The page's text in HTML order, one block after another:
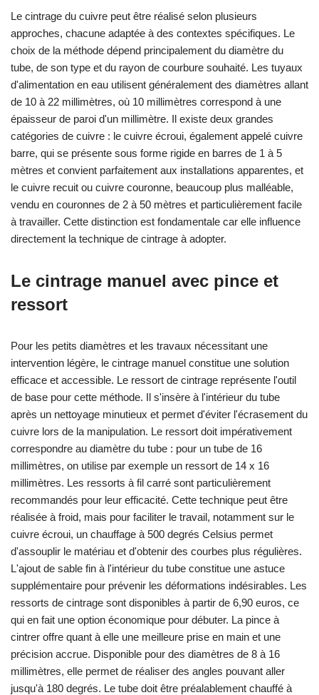
Le cintrage du cuivre peut être réalisé selon plusieurs
approches, chacune adaptée à des contextes spécifiques. Le
choix de la méthode dépend principalement du diamètre du
tube, de son type et du rayon de courbure souhaité. Les tuyaux
d'alimentation en eau utilisent généralement des diamètres allant
de 10 à 22 millimètres, où 10 millimètres correspond à une
épaisseur de paroi d'un millimètre. Il existe deux grandes
catégories de cuivre : le cuivre écroui, également appelé cuivre
barre, qui se présente sous forme rigide en barres de 1 à 5
mètres et convient parfaitement aux installations apparentes, et
le cuivre recuit ou cuivre couronne, beaucoup plus malléable,
vendu en couronnes de 2 à 50 mètres et particulièrement facile
à travailler. Cette distinction est fondamentale car elle influence
directement la technique de cintrage à adopter.
Le cintrage manuel avec pince et
ressort
Pour les petits diamètres et les travaux nécessitant une
intervention légère, le cintrage manuel constitue une solution
efficace et accessible. Le ressort de cintrage représente l'outil
de base pour cette méthode. Il s'insère à l'intérieur du tube
après un nettoyage minutieux et permet d'éviter l'écrasement du
cuivre lors de la manipulation. Le ressort doit impérativement
correspondre au diamètre du tube : pour un tube de 16
millimètres, on utilise par exemple un ressort de 14 x 16
millimètres. Les ressorts à fil carré sont particulièrement
recommandés pour leur efficacité. Cette technique peut être
réalisée à froid, mais pour faciliter le travail, notamment sur le
cuivre écroui, un chauffage à 500 degrés Celsius permet
d'assouplir le matériau et d'obtenir des courbes plus régulières.
L'ajout de sable fin à l'intérieur du tube constitue une astuce
supplémentaire pour prévenir les déformations indésirables. Les
ressorts de cintrage sont disponibles à partir de 6,90 euros, ce
qui en fait une option économique pour débuter. La pince à
cintrer offre quant à elle une meilleure prise en main et une
précision accrue. Disponible pour des diamètres de 8 à 16
millimètres, elle permet de réaliser des angles pouvant aller
jusqu'à 180 degrés. Le tube doit être préalablement chauffé à